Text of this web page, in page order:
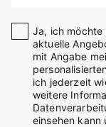
Ja, ich möchte
aktuelle
mit Angabe
ich jederzeit
weitere
einsehen kann